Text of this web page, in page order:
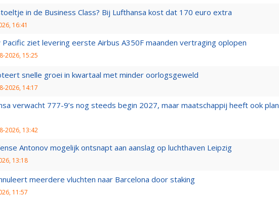
in de Business Class? Bij Lufthansa kost dat 170 euro extra
16:41
Pacific ziet levering eerste Airbus A350F maanden vertraging oplopen
2026, 15:25
snelle groei in kwartaal met minder oorlogsgeweld
2026, 14:17
verwacht 777-9’s nog steeds begin 2027, maar maatschappij heeft ook plan
2026, 13:42
Antonov mogelijk ontsnapt aan aanslag op luchthaven Leipzig
13:18
meerdere vluchten naar Barcelona door staking
11:57